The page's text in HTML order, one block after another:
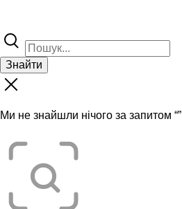
Знайти
Ми не знайшли нічого за запитом “”